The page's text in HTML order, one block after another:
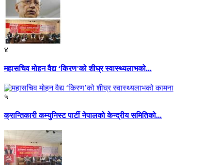
४
महासचिव मोहन वैद्य ‘किरण’को शीघ्र स्वास्थ्यलाभको...
५
क्रान्तिकारी कम्युनिस्ट पार्टी नेपालको केन्द्रीय समितिको...